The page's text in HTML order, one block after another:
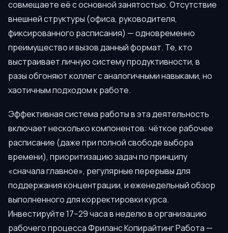
совмещаете её с основной занятостью. Отсутствие
внешней структуры (офиса, руководителя,
фиксированного расписания) — одновременно
преимущество и вызов данный формат. Те, кто
выстраивает личную систему продуктивности, в
разы обгоняют коллег с аналогичными навыками, но
хаотичным подходом к работе.
Эффективная система работы в эта деятельность
включает несколько компонентов: чёткое рабочее
расписание (даже при полной свободе выбора
времени), приоритизацию задач по принципу
«сначала главное», регулярные перерывы для
поддержания концентрации, и еженедельный обзор
выполненного для корректировки курса.
Инвестируйте 17–29 часа в неделю в организацию
рабочего процесса Фриланс Копирайтинг Работа —